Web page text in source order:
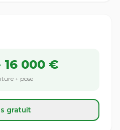
16 000 €
+ pose
gratuit